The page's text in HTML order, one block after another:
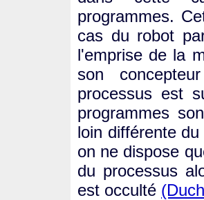
programmes.
cas du robot
l'emprise de la
son
processus est
programmes
loin différente
on ne dispose
du processus
est occulté